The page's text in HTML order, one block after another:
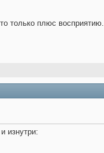
только плюс восприятию.
изнутри: